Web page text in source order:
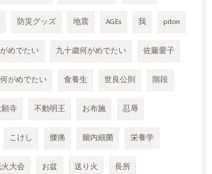
防災グッズ 地震 AGEs 我 piton
めでたい 九十歳何がめでたい 佐藤愛子
がめでたい 食養生 世良公則 階段
寺 不動明王 お布施 忍辱
こけし 腰痛 腸内細菌 栄養学
大会 お盆 送り火 長所